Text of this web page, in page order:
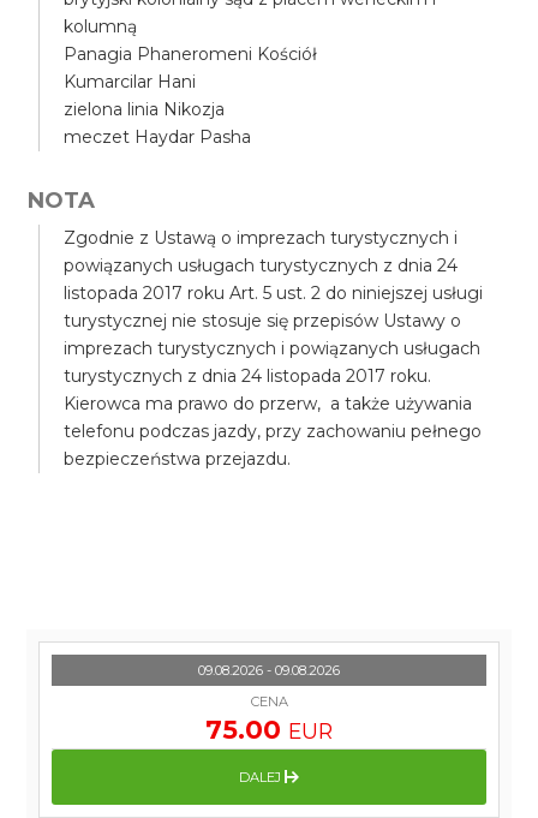
kolumną
Panagia Phaneromeni Kościół
Kumarcilar Hani
zielona linia Nikozja
meczet Haydar Pasha
NOTA
Zgodnie z Ustawą o imprezach turystycznych i
powiązanych usługach turystycznych z dnia 24
listopada 2017 roku Art. 5 ust. 2 do niniejszej usługi
turystycznej nie stosuje się przepisów Ustawy o
imprezach turystycznych i powiązanych usługach
turystycznych z dnia 24 listopada 2017 roku.
Kierowca ma prawo do przerw, a także używania
telefonu podczas jazdy, przy zachowaniu pełnego
bezpieczeństwa przejazdu.
09.08.2026 - 09.08.2026
CENA
75.00 EUR
DALEJ